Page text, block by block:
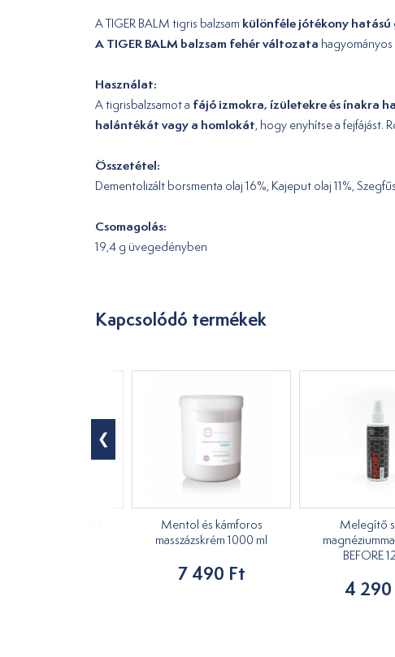
A TIGER BALM tigris balzsam különféle jótékony hatású
A TIGER BALM balzsam fehér változata
Használat:
A tigrisbalzsamot a fájó izmokra, ízületekre és ínakra
halántékát vagy a homlokát, hogy enyhítse a fejfájást.
Összetétel:
Dementolizált borsmenta olaj 16%, Kajeput olaj 11%,
Csomagolás:
19,4 g üvegedényben
Kapcsolódó termékek
Mentol és kámforos
masszázskrém 1000 ml
7 490 Ft
Melegítő
BEFORE
4